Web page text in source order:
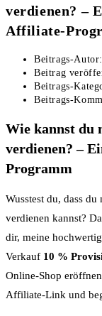
verdienen? –
Affiliate-
Beitrags-Autor:
Beitrag
Beitrags-
Beitrags-
Wie kannst du
verdienen? –
Programm
Wusstest du, dass
verdienen kannst?
dir, meine
Verkauf 10 %
Online-Shop
Affiliate-Link und